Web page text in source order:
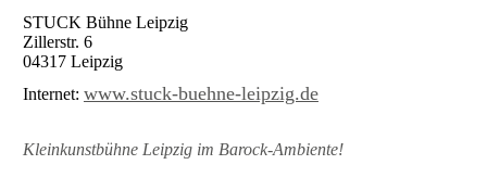
STUCK Bühne Leipzig
Zillerstr. 6
04317 Leipzig
Internet: www.stuck-buehne-leipzig.de
Kleinkunstbühne Leipzig im Barock-Ambiente!